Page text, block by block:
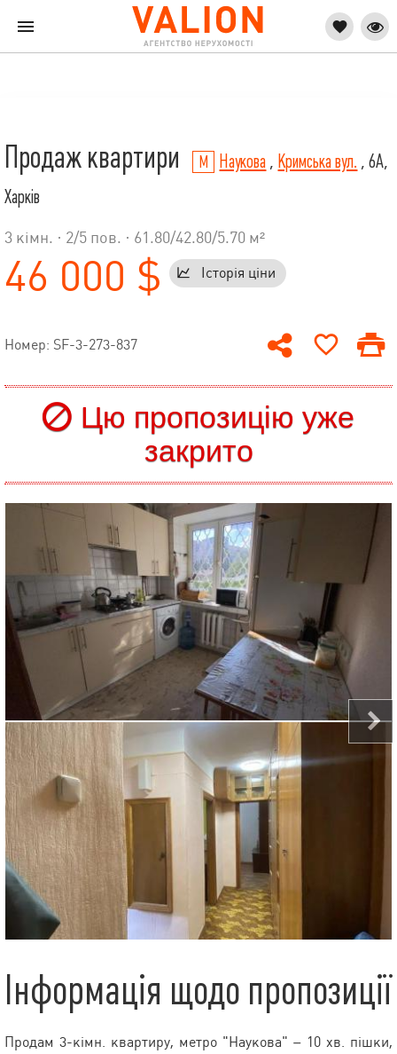
Продаж квартири Наукова , Кримська вул. , 6А,
Харків
3 кімн. · 2/5 пов. · 61.80/42.80/5.70 м²
46 000 $ Історія ціни
Номер: SF-3-273-837
Цю пропозицію уже
закрито
Інформація щодо пропозиції
Продам 3-кімн. квартиру, метро "Наукова" – 10 хв. пішки,